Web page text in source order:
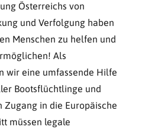
Österreichs von
und Verfolgung ha­ben
Menschen zu helfen und
Als
wir eine umfassende Hilfe
Boots­flüchtlinge und
in die Europäische
müssen legale